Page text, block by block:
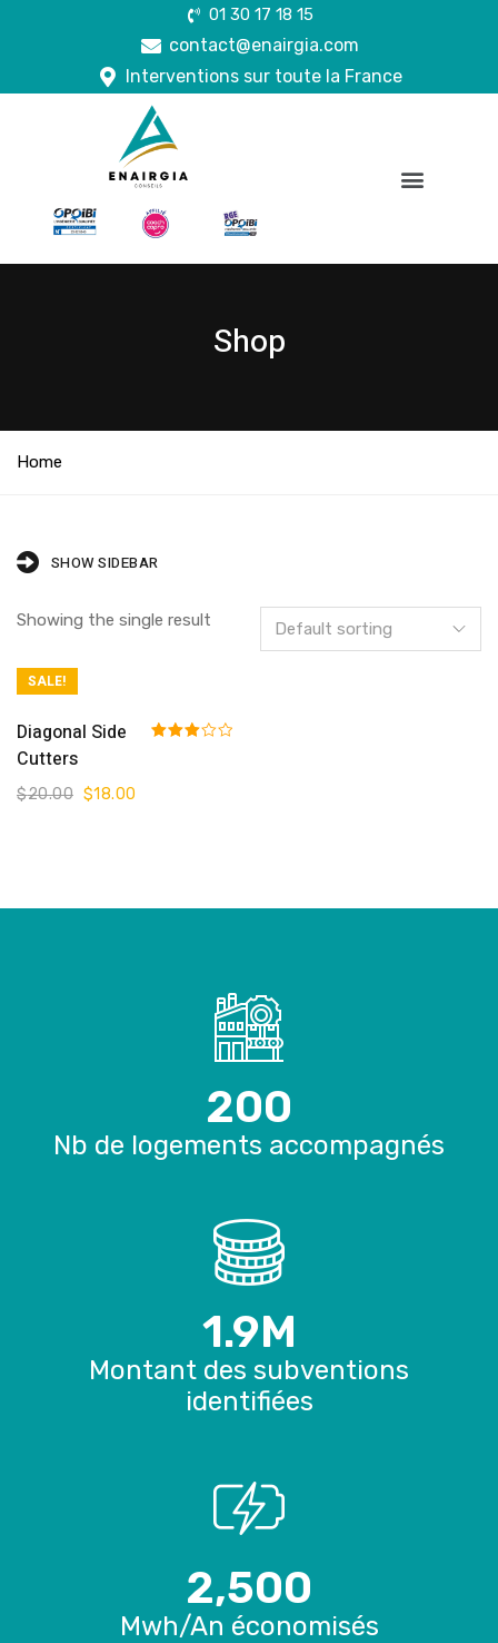
01 30 17 18 15
contact@enairgia.com
Interventions sur toute la France
Shop
Home
SHOW SIDEBAR
Showing the single result
SALE!
Add To Cart
Diagonal Side
Cutters
$20.00 $18.00
200
Nb de logements accompagnés
1.9M
Montant des subventions
identifiées
2,500
Mwh/An économisés